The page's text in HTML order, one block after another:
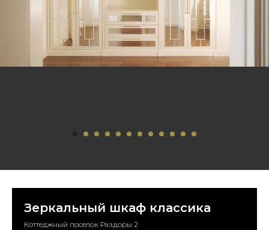
Зеркальный шкаф классика
Коттеджный поселок Раздоры 2